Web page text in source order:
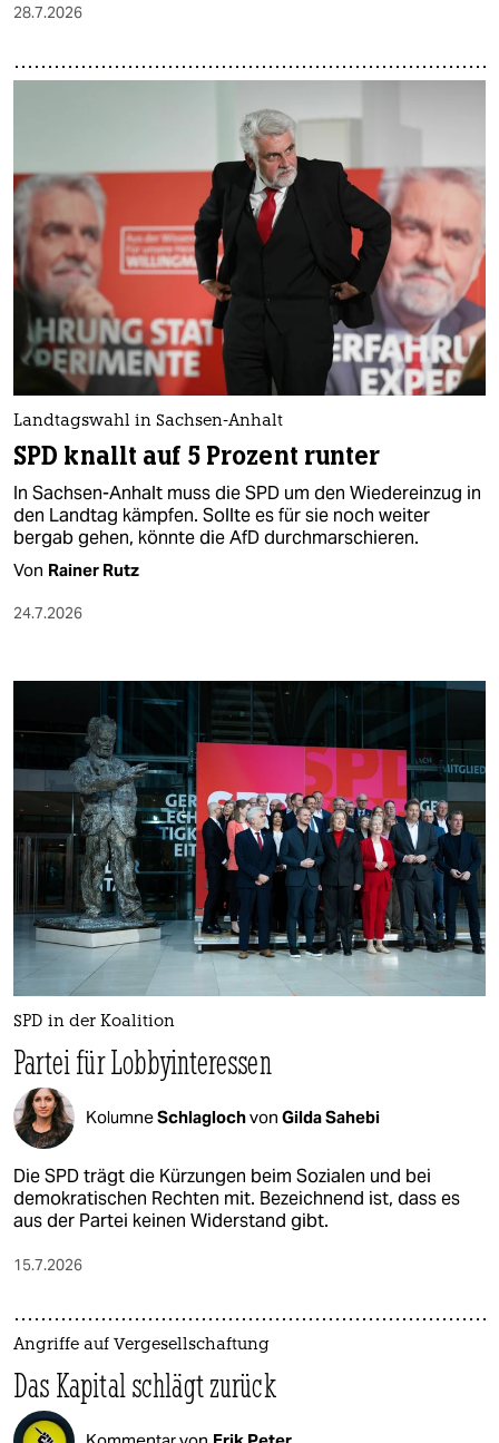
28.7.2026
Landtagswahl in Sachsen-Anhalt
SPD knallt auf 5 Prozent runter
In Sachsen-Anhalt muss die SPD um den Wiedereinzug in
den Landtag kämpfen. Sollte es für sie noch weiter
bergab gehen, könnte die AfD durchmarschieren.
Von Rainer Rutz
24.7.2026
SPD in der Koalition
Partei für Lobbyinteressen
KolumneSchlaglochvon Gilda Sahebi
Die SPD trägt die Kürzungen beim Sozialen und bei
demokratischen Rechten mit. Bezeichnend ist, dass es
aus der Partei keinen Widerstand gibt.
15.7.2026
Angriffe auf Vergesellschaftung
Das Kapital schlägt zurück